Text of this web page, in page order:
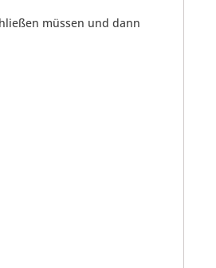
müssen und dann